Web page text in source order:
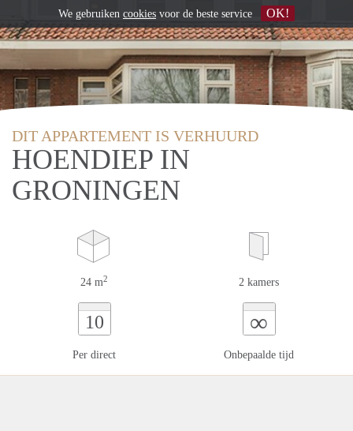
DIT APPARTEMENT IS VERHUURD
HOENDIEP IN
GRONINGEN
24 m2 2 kamers
10
Per direct
∞
Onbepaalde tijd
We gebruiken cookies voor de beste service OK!